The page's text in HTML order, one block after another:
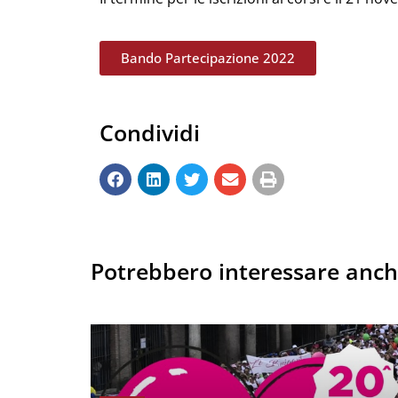
Bando Partecipazione 2022
Condividi
Potrebbero interessare